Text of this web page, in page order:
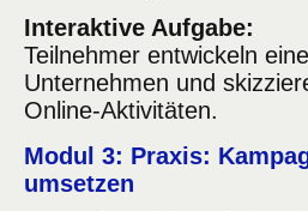
Interaktive Aufgabe:
Teilnehmer entwickeln
Unternehmen und
Online-Aktivitäten.
Modul 3: Praxis:
umsetzen